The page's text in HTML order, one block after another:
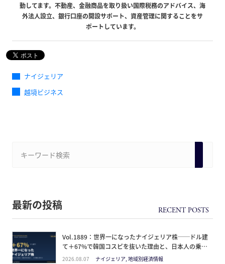
動してます。不動産、金融商品を取り扱い国際税務のアドバイス、海
外法人設立、銀行口座の開設サポート、資産管理に関することをサ
ポートしています。
ナイジェリア
越境ビジネス
最新の投稿
Vol.1889：世界一になったナイジェリア株──ドル建
て＋67%で韓国コスピを抜いた理由と、日本人の乗り
方
2026.08.07 ナイジェリア, 地域別経済情報